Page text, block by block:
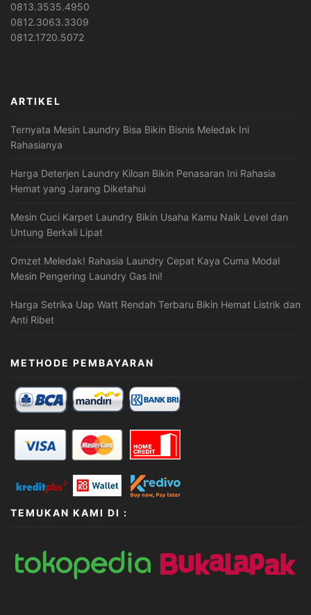
0813.3535.4950
0812.3063.3309
0812.1720.5072
ARTIKEL
Ternyata Mesin Laundry Bisa Bikin Bisnis Meledak Ini
Rahasianya
Harga Deterjen Laundry Kiloan Bikin Penasaran Ini Rahasia
Hemat yang Jarang Diketahui
Mesin Cuci Karpet Laundry Bikin Usaha Kamu Naik Level dan
Untung Berkali Lipat
Omzet Meledak! Rahasia Laundry Cepat Kaya Cuma Modal
Mesin Pengering Laundry Gas Ini!
Harga Setrika Uap Watt Rendah Terbaru Bikin Hemat Listrik dan
Anti Ribet
METHODE PEMBAYARAN
TEMUKAN KAMI DI :